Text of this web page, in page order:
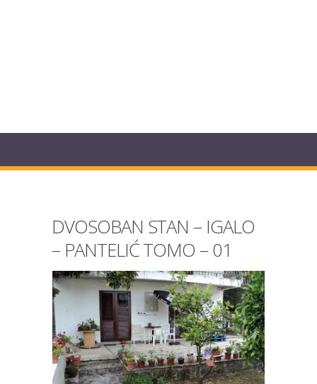
DVOSOBAN STAN – IGALO
– PANTELIĆ TOMO – 01